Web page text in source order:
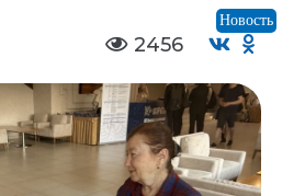
Новость
2456